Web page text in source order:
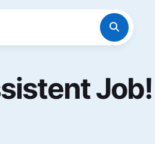
Job!